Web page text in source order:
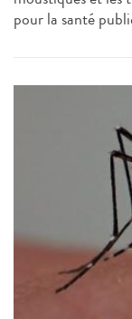
pour la santé